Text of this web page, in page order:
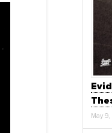
May